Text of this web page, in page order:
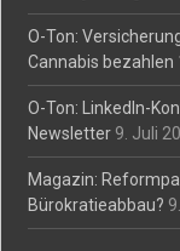
O-Ton:
Cannabis bezahlen
O-Ton: LinkedIn-
Newsletter 9. Juli
Magazin:
Bürokratieabbau?